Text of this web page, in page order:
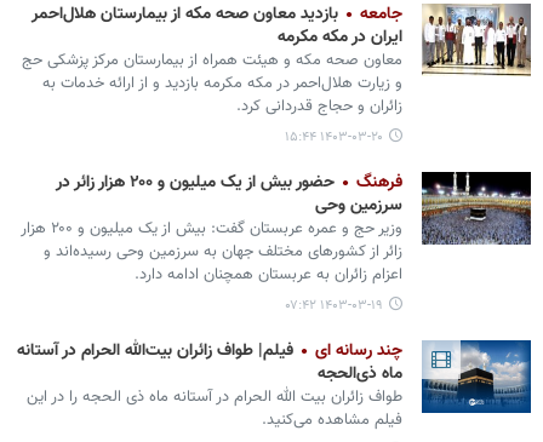
جامعه
بازدید معاون صحه مکه از بیمارستان هلال‌احمر
ایران در مکه مکرمه
معاون صحه مکه و هیئت همراه از بیمارستان مرکز پزشکی حج
و زیارت هلال‌احمر در مکه مکرمه بازدید و از ارائه خدمات به
زائران و حجاج قدردانی کرد.
۱۴۰۳-۰۳-۲۰ ۱۵:۴۴
فرهنگ
حضور بیش از یک میلیون و ۲۰۰ هزار زائر در
سرزمین وحی
وزیر حج و عمره عربستان گفت: بیش از یک میلیون و ۲۰۰ هزار
زائر از کشورهای مختلف جهان به سرزمین وحی رسیده‌اند و
اعزام زائران به عربستان همچنان ادامه دارد.
۱۴۰۳-۰۳-۱۹ ۰۷:۴۲
چند رسانه ای
فیلم| طواف زائران بیت‌الله الحرام در آستانه
ماه ذی‌الحجه
طواف زائران بیت الله الحرام در آستانه ماه ذی الحجه را در این
فیلم مشاهده می‌کنید.